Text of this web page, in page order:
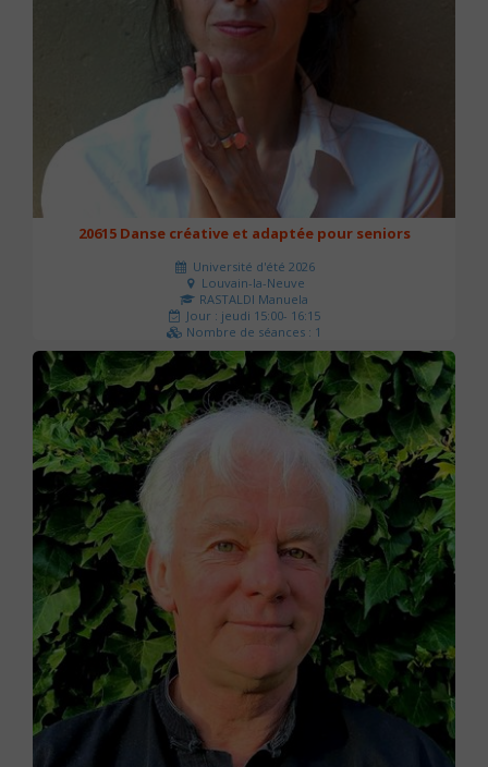
20615 Danse créative et adaptée pour seniors
Université d'été 2026
Louvain-la-Neuve
RASTALDI Manuela
Jour : jeudi 15:00- 16:15
Nombre de séances : 1
0 €